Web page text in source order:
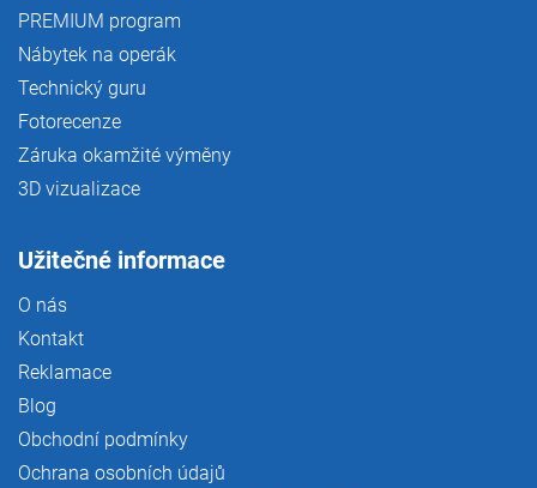
PREMIUM program
Nábytek na operák
Technický guru
Fotorecenze
Záruka okamžité výměny
3D vizualizace
Užitečné informace
O nás
Kontakt
Reklamace
Blog
Obchodní podmínky
Ochrana osobních údajů